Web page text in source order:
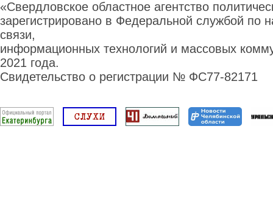
«Свердловское областное агентство
зарегистрировано в Федеральной службой по
связи,
информационных технологий и массовых
2021 года.
Свидетельство о регистрации № ФС77-82171